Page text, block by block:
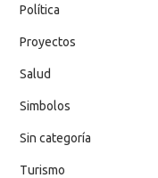
Política
Proyectos
Salud
Simbolos
Sin categoría
Turismo